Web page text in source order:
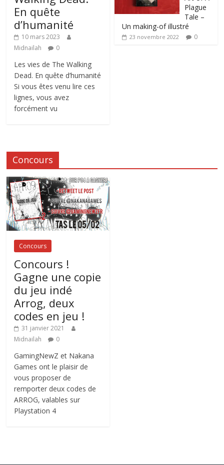
En quête
d’humanité
10 mars 2023
Midnailah
0
Les vies de The Walking
Dead. En quête d’humanité
Si vous êtes venu lire ces
lignes, vous avez
forcément vu
Plague
Tale –
Un making-of illustré
23 novembre 2022 0
Concours
Concours
Concours !
Gagne une copie
du jeu indé
Arrog, deux
codes en jeu !
31 janvier 2021
Midnailah
0
GamingNewZ et Nakana
Games ont le plaisir de
vous proposer de
remporter deux codes de
ARROG, valables sur
Playstation 4